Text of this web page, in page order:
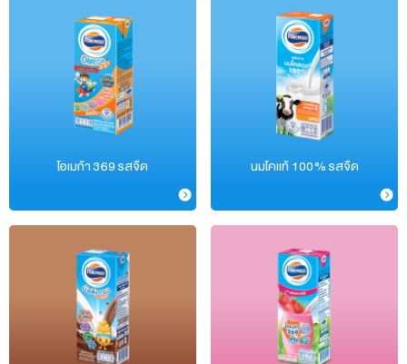
โอเมก้า 369 รสจืด นมโคแท้ 100% รสจืด